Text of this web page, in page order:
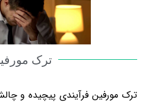
ترک
ترک مورفین فرآیندی پیچیده و